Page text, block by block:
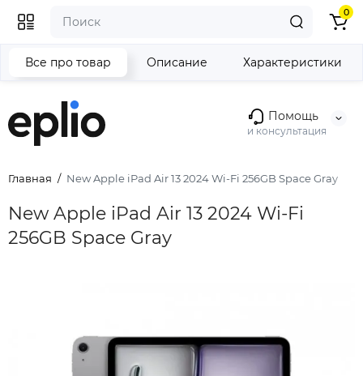
Помощь
и консультация
0
Главная New Apple iPad Air 13 2024 Wi-Fi 256GB Space Gray
New Apple iPad Air 13 2024 Wi-Fi
256GB Space Gray
Все про товар Описание Характеристики